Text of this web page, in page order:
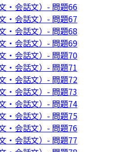
・会話文）- 問題66
・会話文）- 問題67
・会話文）- 問題68
・会話文）- 問題69
・会話文）- 問題70
・会話文）- 問題71
・会話文）- 問題72
・会話文）- 問題73
・会話文）- 問題74
・会話文）- 問題75
・会話文）- 問題76
・会話文）- 問題77